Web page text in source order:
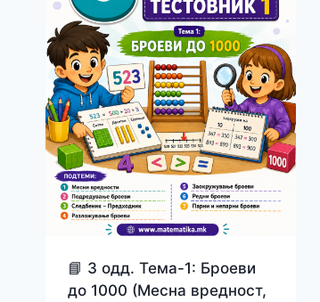
📘 3 одд. Тема-1: Броеви
до 1000 (Месна вредност,